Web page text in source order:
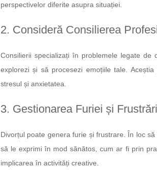
perspectivelor diferite asupra situației.
2. Consideră Consilierea
Consilierii specializați în problemele legate
explorezi și să procesezi emoțiile tale.
stresul și anxietatea.
3. Gestionarea Furiei și
Divorțul poate genera furie și frustrare. În loc
să le exprimi în mod sănătos, cum ar fi prin
implicarea în activități creative.